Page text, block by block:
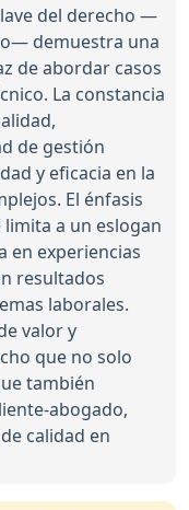
del derecho —
demuestra una
de abordar casos
La constancia
de gestión
y eficacia en la
El énfasis
limita a un eslogan
en experiencias
resultados
laborales.
valor y
que no solo
también
abogado,
calidad en